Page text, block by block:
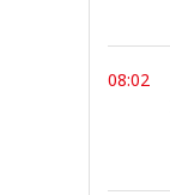
08:02